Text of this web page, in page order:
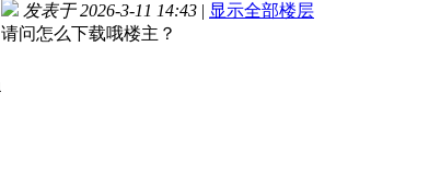
发表于 2026-3-11 14:43 | 显示全部楼层
请问怎么下载哦楼主？